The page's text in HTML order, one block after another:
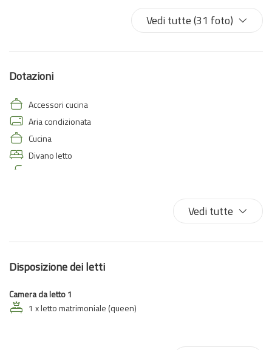
Vedi tutte (31 foto)
Dotazioni
Accessori cucina
Aria condizionata
Cucina
Divano letto
Macchina caffè/te
Tavolo e sedie
Vedi tutte
Disposizione dei letti
Camera da letto 1
1 x letto matrimoniale (queen)